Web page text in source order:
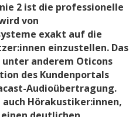
2 ist die professionelle
von
exakt auf die
einzustellen. Das
anderem Oticons
des Kundenportals
Audioübertragung.
Hörakustiker:innen,